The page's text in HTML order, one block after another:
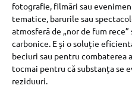
fotografie, filmări sau
tematice, barurile sau
atmosferă de „nor de fum
carbonice. E și o soluție
beciuri sau pentru combaterea
tocmai pentru că substanța se
reziduuri.